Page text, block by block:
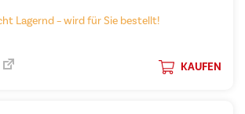
Lagernd – wird für Sie bestellt!
KAUFEN